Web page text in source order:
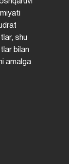
shu
bilan
amalga